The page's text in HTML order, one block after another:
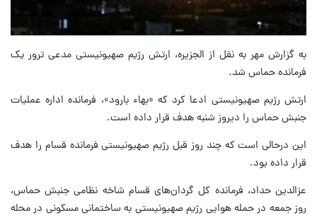
به گزارش مهر به نقل از الجزیره، ارتش رژیم صهیونیستی مدعی ترور یک
فرمانده حماس شد.
ارتش رژیم صهیونیستی ادعا کرد که «بهاء بارود»، فرمانده اداره عملیات
جنبش حماس را دیروز شنبه هدف قرار داده است.
این درحالی است که چند روز قبل رژیم صهیونیستی فرمانده قسام را هدف
قرار داده بود.
عزالدین حداد، فرمانده کل گردان‌های قسام شاخه نظامی جنبش حماس،
روز جمعه در حمله هوایی رژیم صهیونیستی به ساختمانی مسکونی در محله